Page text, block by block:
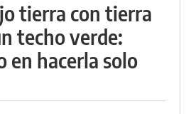
tierra con tierra
techo verde:
en hacerla solo